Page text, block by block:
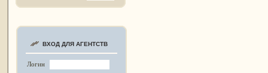
ВХОД ДЛЯ АГЕНТСТВ
Логин